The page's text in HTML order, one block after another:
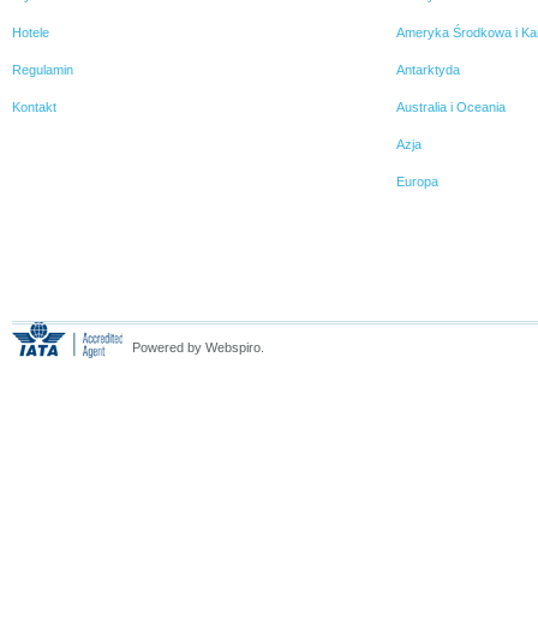
Hotele
Regulamin
Kontakt
Ameryka Środkowa i
Antarktyda
Australia i Oceania
Azja
Europa
Powered by Webspiro.